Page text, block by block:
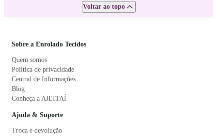
Voltar ao topo
Sobre a Enrolado Tecidos
Quem somos
Política de privacidade
Central de Informações
Blog
Conheça a AJEITAÍ
Ajuda & Suporte
Troca e devolução